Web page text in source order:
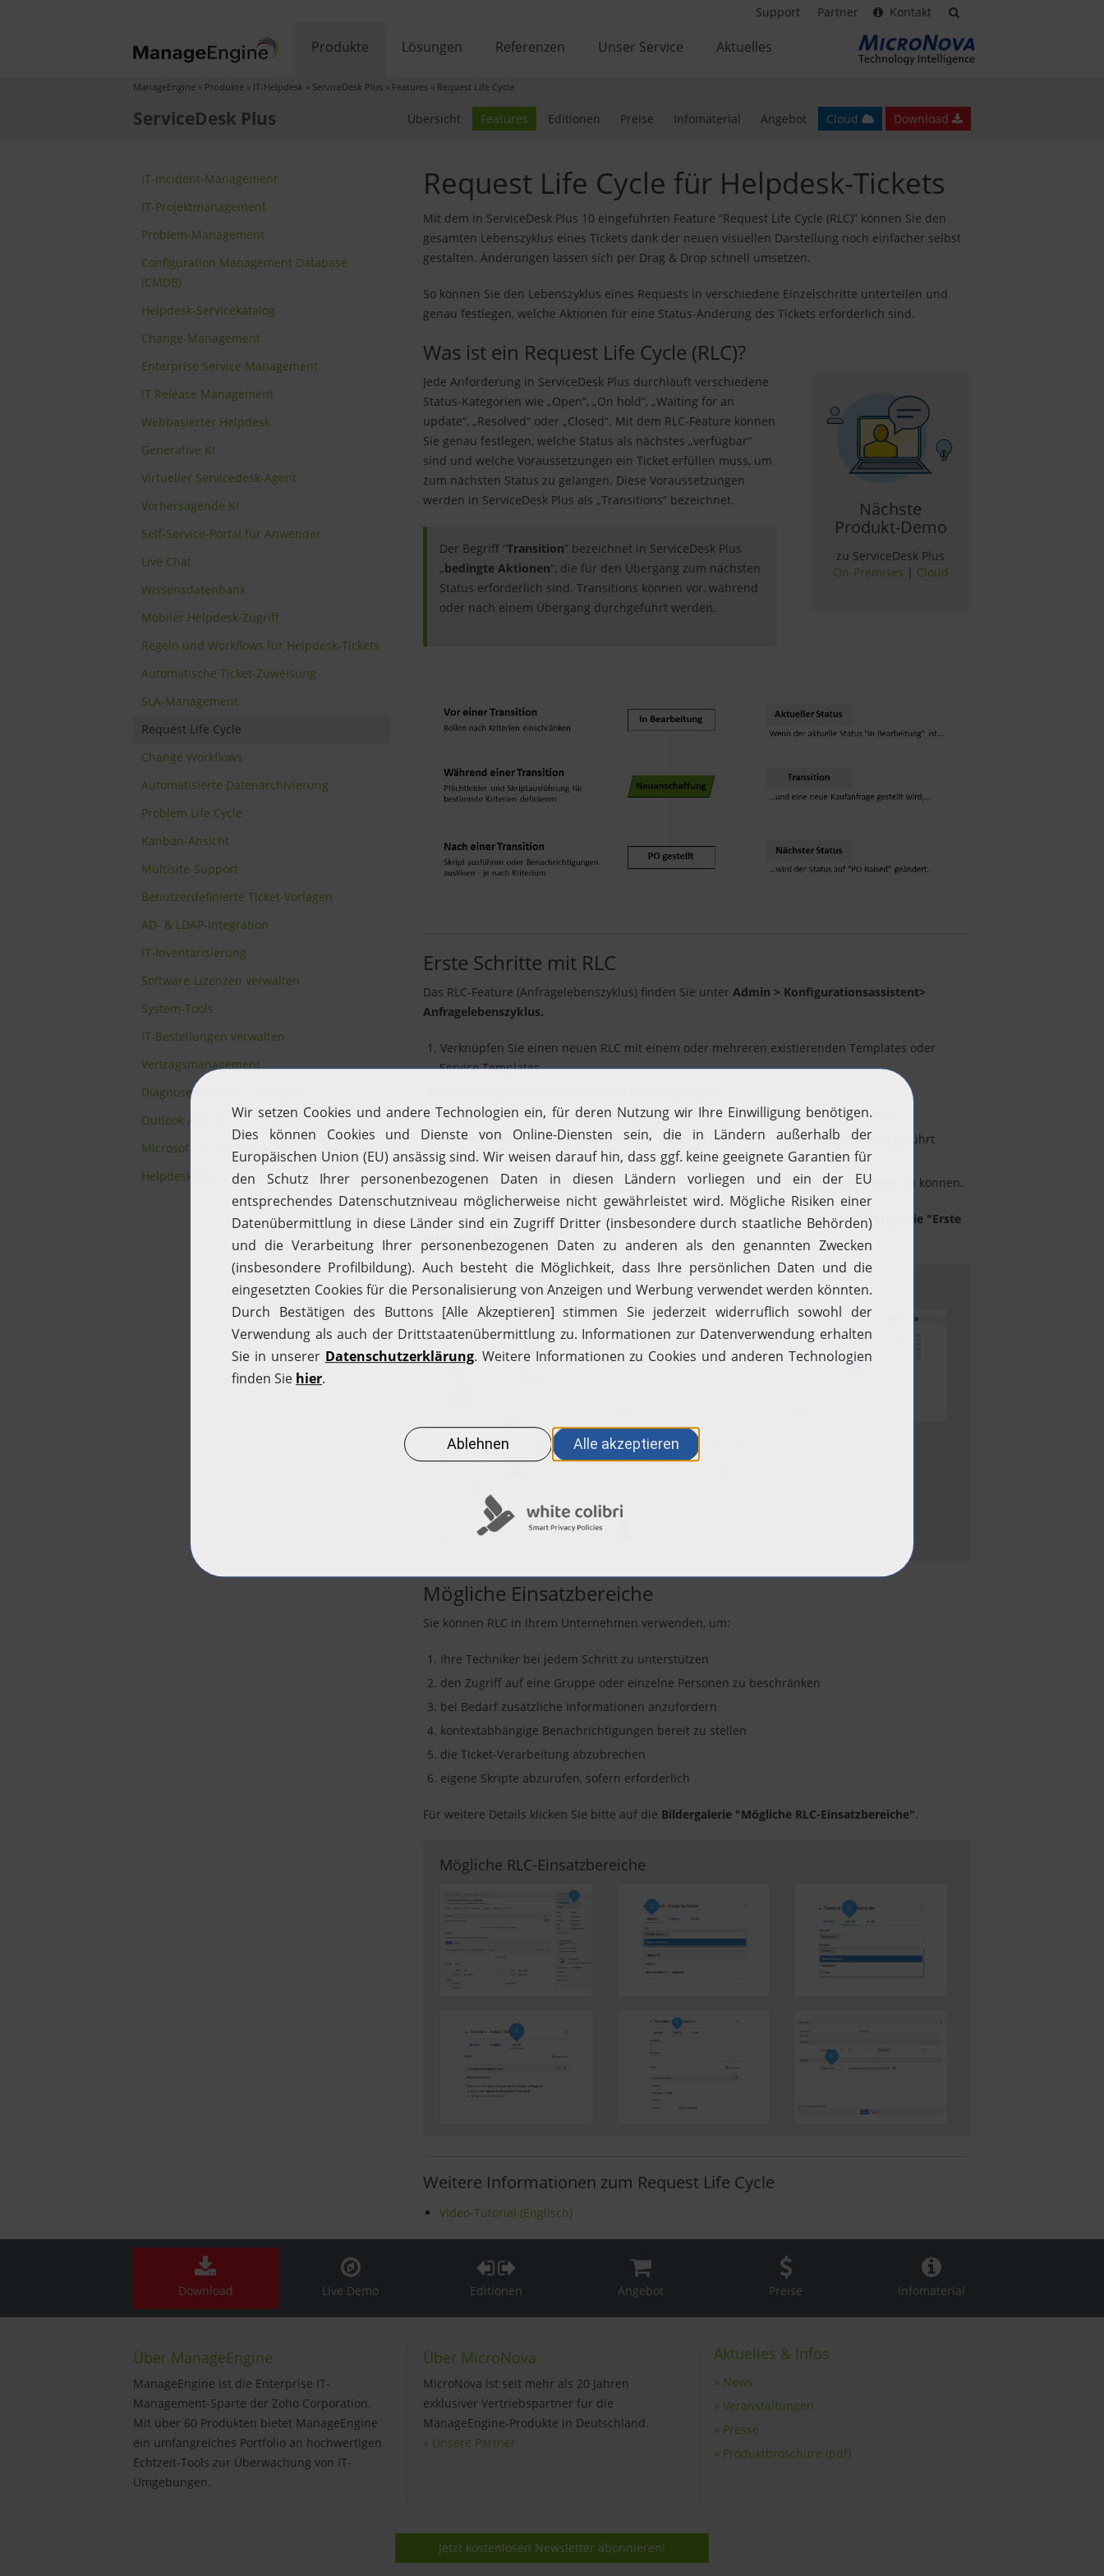
Support Partner Kontakt
Produkte Lösungen Referenzen Unser Service Aktuelles
ManageEngine » Produkte » IT-Helpdesk » ServiceDesk Plus » Features » Request Life Cycle
ServiceDesk Plus Übersicht Features Editionen Preise Infomaterial Angebot Cloud Download
IT-Incident-Management
IT-Projektmanagement
Problem-Management
Configuration Management Database
(CMDB)
Helpdesk-Servicekatalog
Change-Management
Enterprise Service Management
IT Release Management
Webbasierter Helpdesk
Generative KI
Virtueller Servicedesk-Agent
Vorhersagende KI
Self-Service-Portal für Anwender
Live Chat
Wissensdatenbank
Mobiler Helpdesk-Zugriff
Regeln und Workflows für Helpdesk-Tickets
Automatische Ticket-Zuweisung
SLA-Management
Request Life Cycle
Change Workflows
Automatisierte Datenarchivierung
Problem Life Cycle
Kanban-Ansicht
Multisite-Support
Benutzerdefinierte Ticket-Vorlagen
AD- & LDAP-Integration
IT-Inventarisierung
Software-Lizenzen verwalten
System-Tools
IT-Bestellungen verwalten
Vertragsmanagement
Diagnosesoftware-Integration
Outlook Add-in
Microsoft Teams Integration
Helpdesk-Reports
Request Life Cycle für Helpdesk-Tickets
Mit dem in ServiceDesk Plus 10 eingeführten Feature “Request Life Cycle (RLC)” können Sie den
gesamten Lebenszyklus eines Tickets dank der neuen visuellen Darstellung noch einfacher selbst
gestalten. Änderungen lassen sich per Drag & Drop schnell umsetzen.
So können Sie den Lebenszyklus eines Requests in verschiedene Einzelschritte unterteilen und
genau festlegen, welche Aktionen für eine Status-Änderung des Tickets erforderlich sind.
Was ist ein Request Life Cycle (RLC)?
Jede Anforderung in ServiceDesk Plus durchläuft verschiedene
Status-Kategorien wie „Open“, „On hold“, „Waiting for an
update“, „Resolved“ oder „Closed“. Mit dem RLC-Feature können
Sie genau festlegen, welche Status als nächstes „verfügbar“
sind und welche Voraussetzungen ein Ticket erfüllen muss, um
zum nächsten Status zu gelangen. Diese Voraussetzungen
werden in ServiceDesk Plus als „Transitions“ bezeichnet.
Der Begriff “Transition” bezeichnet in ServiceDesk Plus
„bedingte Aktionen“, die für den Übergang zum nächsten
Status erforderlich sind. Transitions können vor, während
oder nach einem Übergang durchgeführt werden.
Nächste
Produkt-Demo
zu ServiceDesk Plus
On-Premises | Cloud
Erste Schritte mit RLC
Das RLC-Feature (Anfragelebenszyklus) finden Sie unterAdmin > Konfigurationsassistent>
Anfragelebenszyklus.
Verknüpfen Sie einen neuen RLC mit einem oder mehreren existierenden Templates oder
Service Templates.
Fügen Sie Transitions für den Übergang zwischen den verschiedenen Status hinzu.
Konfigurieren Sie, welche Aktionen vor, während oder nach einer Transition durchgeführt
werden sollen.
Veröffentlichen Sie den Request Life Cycle, um ihn im Anforderungsprozess nutzen zu können.
Bitte klicken Sie für weitere Informationen zu den einzelnen Schritten auf dieBildergalerie "Erste
Schritte mit RLC"
Erste Schritte mit RLC
Mögliche Einsatzbereiche
Sie können RLC in Ihrem Unternehmen verwenden, um:
Ihre Techniker bei jedem Schritt zu unterstützen
den Zugriff auf eine Gruppe oder einzelne Personen zu beschränken
bei Bedarf zusätzliche Informationen anzufordern
kontextabhängige Benachrichtigungen bereit zu stellen
die Ticket-Verarbeitung abzubrechen
eigene Skripte abzurufen, sofern erforderlich
Für weitere Details klicken Sie bitte auf die Bildergalerie "Mögliche RLC-Einsatzbereiche".
Mögliche RLC-Einsatzbereiche
Weitere Informationen zum Request Life Cycle
Video-Tutorial (Englisch)
Download Live Demo Editionen Angebot Preise Infomaterial
Über ManageEngine
ManageEngine ist die Enterprise IT-
Management-Sparte der Zoho Corporation.
Mit über 60 Produkten bietet ManageEngine
ein umfangreiches Portfolio an hochwertigen
Echtzeit-Tools zur Überwachung von IT-
Umgebungen.
Über MicroNova
MicroNova ist seit mehr als 20 Jahren
exklusiver Vertriebspartner für die
ManageEngine-Produkte in Deutschland.
» Unsere Partner
Aktuelles & Infos
» News
» Veranstaltungen
» Presse
» Produktbroschüre (pdf)
Jetzt kostenlosen Newsletter abonnieren!